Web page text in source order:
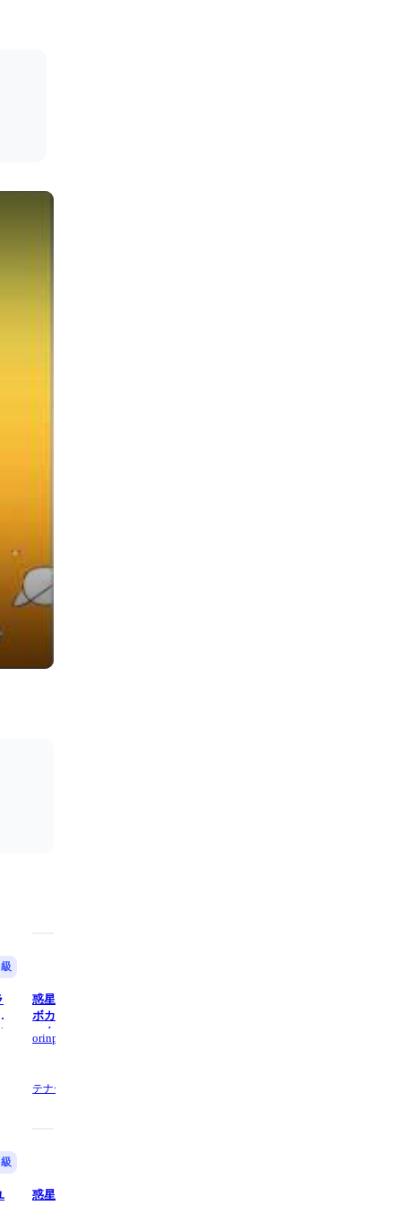
ート譜 / 金管 / トロンボーン / ブラス / Eve / 吹奏楽 / 少人数 / 楽しい) -
惑星ループ (ソロ テナーサックス /
ボカロ / 吹奏楽 / ソロ / テナー / サ
ックス / メロディー譜 / 初音 / 惑星 /
ループ/ ナユタン星人) - Eve
orinpia music
テナーサクソフォン,
惑星ループ (B♭クラリネットトラ